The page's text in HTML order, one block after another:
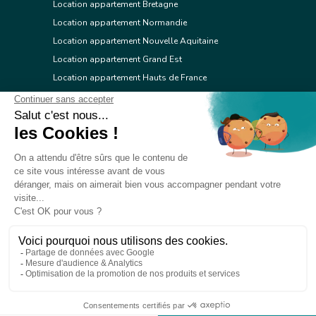
© 2026 Réseau immobilier l'Adresse
Location appartement Bretagne
Location appartement Normandie
Location appartement Nouvelle Aquitaine
Location appartement Grand Est
Location appartement Hauts de France
Location appartement Ile de France
Location appartement Centre Val de Loire
Location appartement Occitanie
Location appartement Pays de la Loire
Location appartement Provence Alpes Côte d'Azur
Location appartement Corse